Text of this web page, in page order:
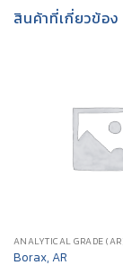
สินค้าที่เกี่ยวข้อง
ANALYTICAL GRADE
Borax, AR